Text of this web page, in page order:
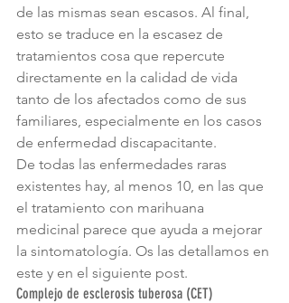
de las mismas sean escasos. Al final,
esto se traduce en la escasez de
tratamientos cosa que repercute
directamente en la calidad de vida
tanto de los afectados como de sus
familiares, especialmente en los casos
de enfermedad discapacitante.
De todas las enfermedades raras
existentes hay, al menos 10, en las que
el tratamiento con marihuana
medicinal parece que ayuda a mejorar
la sintomatología. Os las detallamos en
este y en el siguiente post.
Complejo de esclerosis tuberosa (CET)